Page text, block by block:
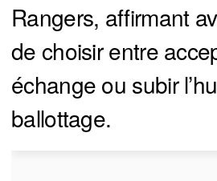
Rangers, affirmant
de choisir entre
échange ou subir
ballottage.